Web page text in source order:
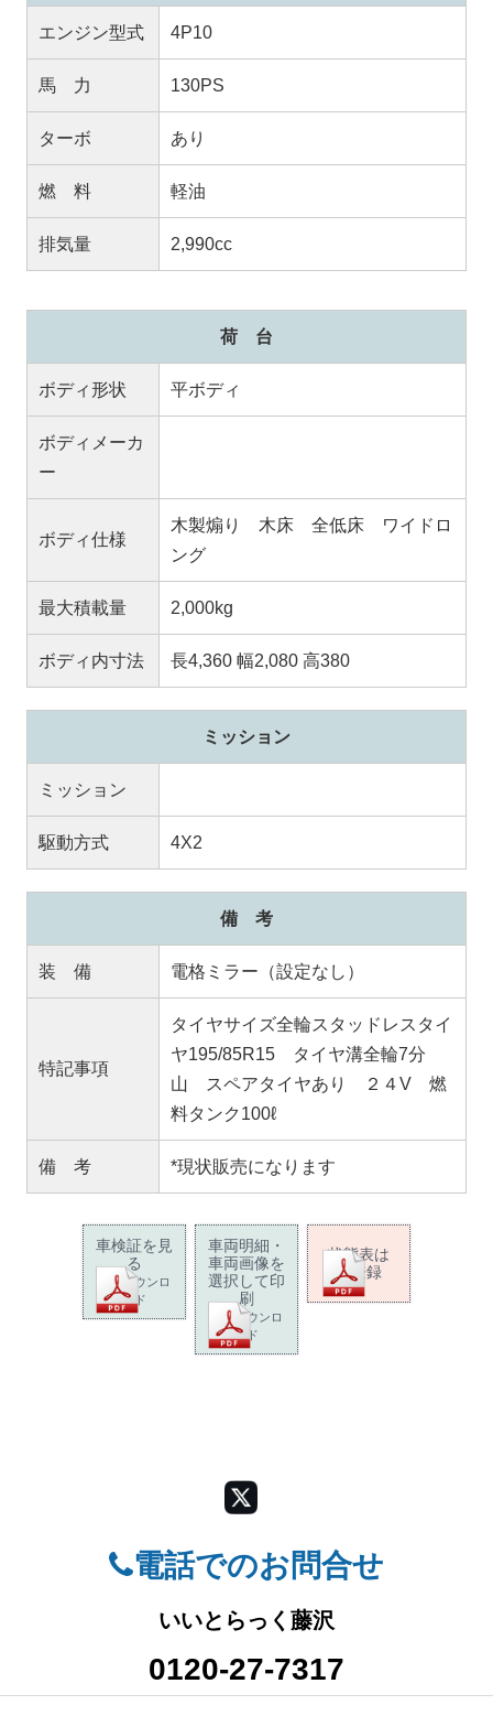
エンジン型式 4P10
馬 力 130PS
ターボ あり
燃 料 軽油
排気量 2,990cc
荷 台
ボディ形状 平ボディ
ボディメーカ
ー
ボディ仕様
木製煽り 木床 全低床 ワイドロ
ング
最大積載量 2,000kg
ボディ内寸法 長4,360 幅2,080 高380
ミッション
ミッション
駆動方式 4X2
備 考
装 備 電格ミラー（設定なし）
特記事項
タイヤサイズ全輪スタッドレスタイ
ヤ195/85R15 タイヤ溝全輪7分
山 スペアタイヤあり ２４V 燃
料タンク100ℓ
備 考 *現状販売になります
車検証を見
る
PDFダウンロ
ード
車両明細・
車両画像を
選択して印
刷
PDFダウンロ
ード
状態表は
未登録
電話でのお問合せ
いいとらっく藤沢
0120-27-7317